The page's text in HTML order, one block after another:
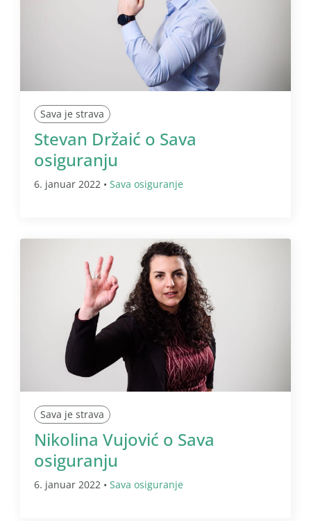
Sava je strava
Stevan Držaić o Sava
osiguranju
6. januar 2022 • Sava osiguranje
Sava je strava
Nikolina Vujović o Sava
osiguranju
6. januar 2022 • Sava osiguranje